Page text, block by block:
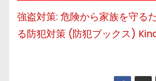
強盗対策: 危険から家族を守る
る防犯対策 (防犯ブックス)